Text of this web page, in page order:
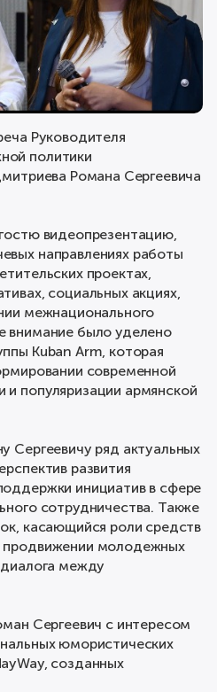
Руководителя
политики
Романа Сергеевича
видеопрезентацию,
направлениях работы
проектах,
социальных акциях,
межнационального
внимание было уделено
Kuban Arm, которая
современной
популяризации армянской
Сергеевичу ряд актуальных
развития
инициатив в сфере
сотрудничества. Также
касающийся роли средств
молодежных
диалога между
Сергеевич с интересом
юмористических
созданных